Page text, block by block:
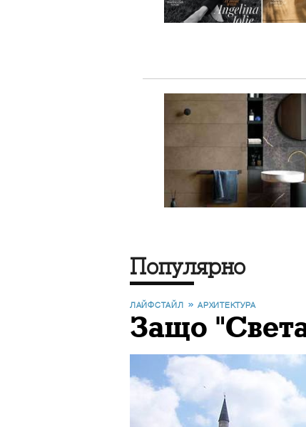
Популярно
ЛАЙФСТАЙЛ АРХИТЕКТУРА
Защо